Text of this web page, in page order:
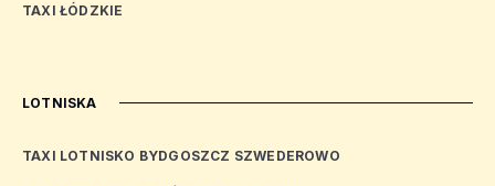
TAXI ŁÓDZKIE
LOTNISKA
TAXI LOTNISKO BYDGOSZCZ SZWEDEROWO